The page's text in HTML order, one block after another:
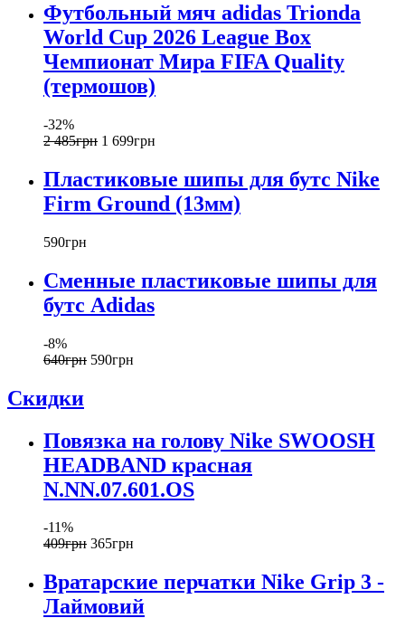
Футбольный мяч adidas Trionda
World Cup 2026 League Box
Чемпионат Мира FIFA Quality
(термошов)
-32%
2 485грн 1 699грн
Пластиковые шипы для бутс Nike
Firm Ground (13мм)
590грн
Сменные пластиковые шипы для
бутс Adidas
-8%
640грн 590грн
Скидки
Повязка на голову Nike SWOOSH
HEADBAND красная
N.NN.07.601.OS
-11%
409грн 365грн
Вратарские перчатки Nike Grip 3 -
Лаймовий